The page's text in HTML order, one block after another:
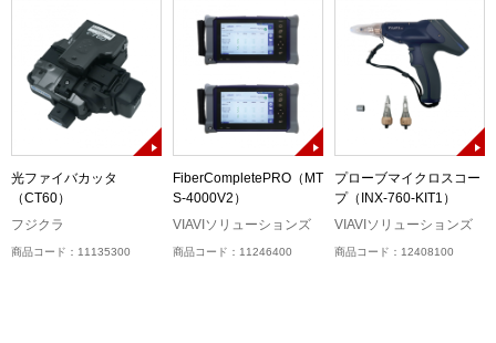
光ファイバカッタ
（CT60）
フジクラ
商品コード：11135300
FiberCompletePRO（MT
S-4000V2）
VIAVIソリューションズ
商品コード：11246400
プローブマイクロスコー
プ（INX-760-KIT1）
VIAVIソリューションズ
商品コード：12408100